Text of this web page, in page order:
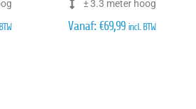
± 3.3 meter hoog
Vanaf: €69,99 incl. BTW